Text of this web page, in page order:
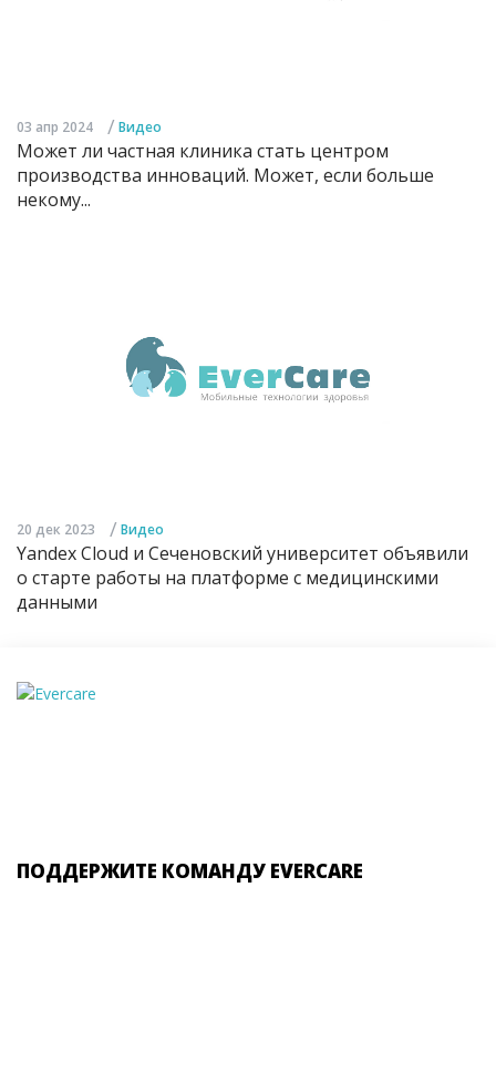
03 апр 2024 / Видео
Может ли частная клиника стать центром
производства инноваций. Может, если больше
некому...
20 дек 2023 / Видео
Yandex Cloud и Сеченовский университет объявили
о старте работы на платформе с медицинскими
данными
ПОДДЕРЖИТЕ КОМАНДУ EVERCARE